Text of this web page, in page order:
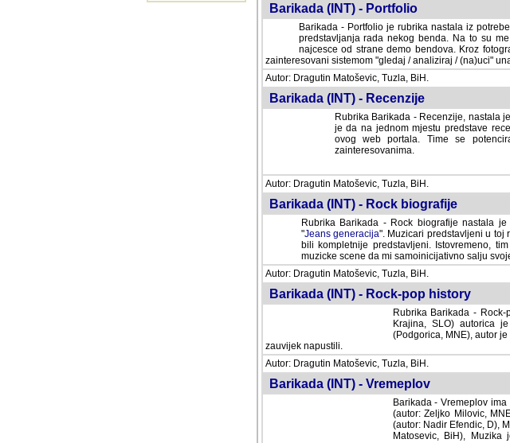
Barikada (INT) - Portfolio
Barikada - Portfolio je rubrika nastala iz
predstavljanja rada nekog benda. Na to su
najcesce od strane demo bendova. Kroz
zainteresovani sistemom "gledaj / analiziraj / (na)uci"
Autor: Dragutin Matoševic, Tuzla, BiH.
Barikada (INT) - Recenzije
Rubrika Barikada - Recenzije, nastala
je da na jednom mjestu predstave
ovog web portala. Time se
zainteresovanima.
Autor: Dragutin Matoševic, Tuzla, BiH.
Barikada (INT) - Rock biografije
Rubrika Barikada - Rock biografije nastala
"Jeans generacija". Muzicari predstavljeni u toj
bili kompletnije predstavljeni. Istovremeno,
muzicke scene da mi samoinicijativno salju
Autor: Dragutin Matoševic, Tuzla, BiH.
Barikada (INT) - Rock-pop history
Rubrika Barikada -
Krajina, SLO) autorica
(Podgorica, MNE), autor
zauvijek napustili.
Autor: Dragutin Matoševic, Tuzla, BiH.
Barikada (INT) - Vremeplov
Barikada - Vremeplov
(autor: Zeljko Milovic,
(autor: Nadir Efendic, D),
Matosevic, BiH),